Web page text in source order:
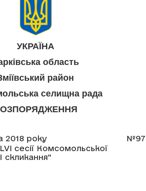
УКРАЇНА
область
район
селищна рада
2018 року
№97
сесії Комсомольської
скликання"